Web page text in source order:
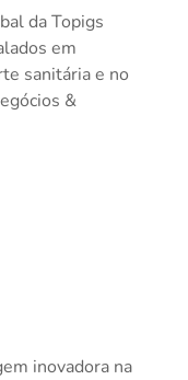
da Topigs
em
sanitária e no
&
inovadora na